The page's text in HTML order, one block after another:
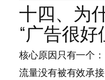
十四、为
“广告很好
核心原因只有一个：
流量没有被有效承接